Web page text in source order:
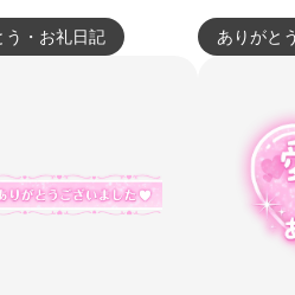
う・お礼日記 ありがと